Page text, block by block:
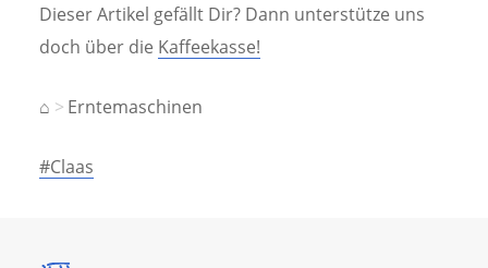
Dieser Artikel gefällt Dir? Dann unterstütze uns
doch über die Kaffeekasse!
⌂ Erntemaschinen
#Claas